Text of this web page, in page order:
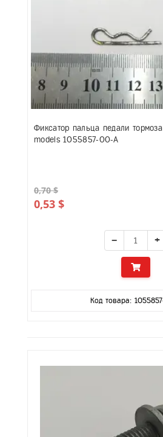
Фиксатор пальца педали тормоза
models 1055857-00-A
0,70 $
0,53 $
− +
Код товара: